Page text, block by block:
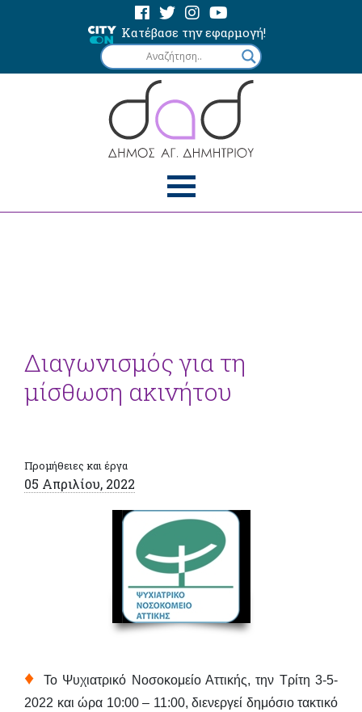
Κατέβασε την εφαρμογή!
Διαγωνισμός για τη
μίσθωση ακινήτου
Προμήθειες και έργα
05 Απριλίου, 2022
♦ Το Ψυχιατρικό Νοσοκομείο Αττικής, την Τρίτη 3-5-
2022 και ώρα 10:00 – 11:00, διενεργεί δημόσιο τακτικό